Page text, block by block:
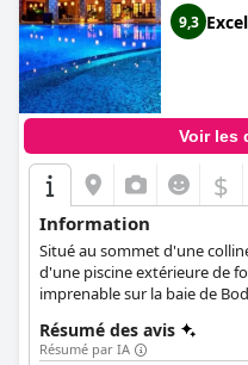
9,3
Voir les
$
Information
Situé au sommet d'une
d'une piscine extérieure de
imprenable sur la baie de
Résumé des avis
Résumé par IA